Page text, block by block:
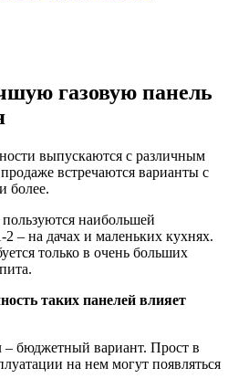
газовую панель
выпускаются с различным
встречаются варианты с
более.
наибольшей
– на дачах и маленьких кухнях.
только в очень больших
таких панелей влияет
бюджетный вариант. Прост в
на нем могут появляться